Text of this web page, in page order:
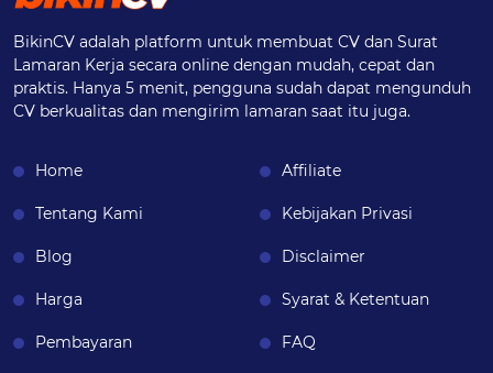
BikinCV adalah platform untuk membuat CV dan Surat
Lamaran Kerja secara online dengan mudah, cepat dan
praktis. Hanya 5 menit, pengguna sudah dapat mengunduh
CV berkualitas dan mengirim lamaran saat itu juga.
Home
Tentang Kami
Blog
Harga
Pembayaran
Affiliate
Kebijakan Privasi
Disclaimer
Syarat & Ketentuan
FAQ